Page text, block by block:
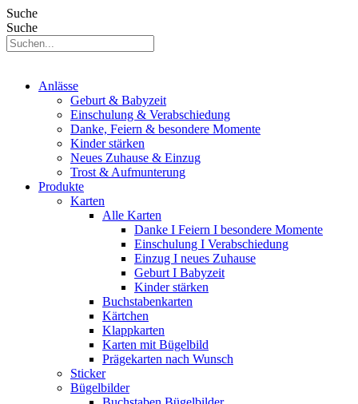
Suche
Suche
Anlässe
Geburt & Babyzeit
Einschulung & Verabschiedung
Danke, Feiern & besondere Momente
Kinder stärken
Neues Zuhause & Einzug
Trost & Aufmunterung
Produkte
Karten
Alle Karten
Danke I Feiern I besondere Momente
Einschulung I Verabschiedung
Einzug I neues Zuhause
Geburt I Babyzeit
Kinder stärken
Buchstabenkarten
Kärtchen
Klappkarten
Karten mit Bügelbild
Prägekarten nach Wunsch
Sticker
Bügelbilder